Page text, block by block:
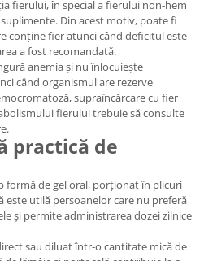
fierului, în special a fierului non-hem
Din acest motiv, poate fi
conține fier atunci când deficitul este
a fost recomandată.
anemia și nu înlocuiește
când organismul are rezerve
supraîncărcare cu fier
fierului trebuie să consulte
practică de
formă de gel oral, porționat în plicuri
este utilă persoanelor care nu preferă
și permite administrarea dozei zilnice
sau diluat într-o cantitate mică de